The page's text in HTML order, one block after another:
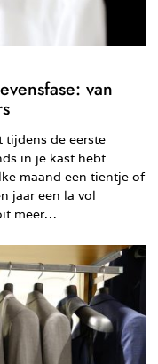
van
tijdens de eerste
in je kast hebt
maand een tientje of
jaar een la vol
meer…